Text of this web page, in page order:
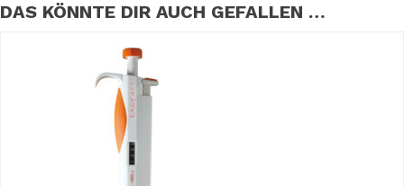
DAS KÖNNTE DIR AUCH GEFALLEN …